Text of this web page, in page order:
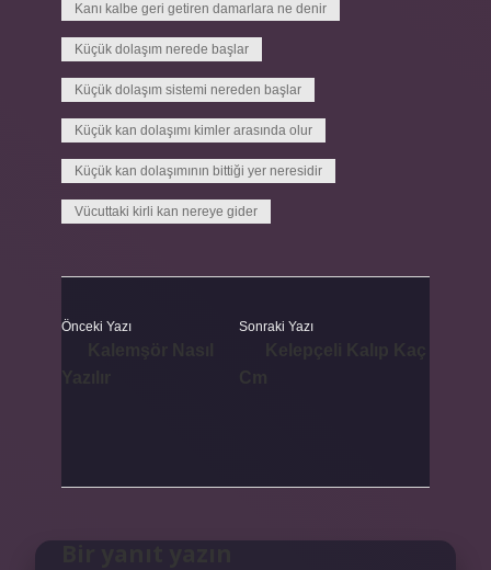
Kanı kalbe geri getiren damarlara ne denir
Küçük dolaşım nerede başlar
Küçük dolaşım sistemi nereden başlar
Küçük kan dolaşımı kimler arasında olur
Küçük kan dolaşımının bittiği yer neresidir
Vücuttaki kirli kan nereye gider
Önceki Yazı Sonraki Yazı